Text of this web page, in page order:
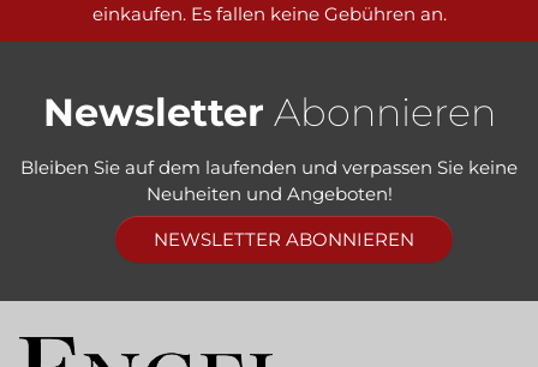
einkaufen. Es fallen keine Gebühren an.
Newsletter Abonnieren
Bleiben Sie auf dem laufenden und verpassen Sie keine
Neuheiten und Angeboten!
NEWSLETTER ABONNIEREN